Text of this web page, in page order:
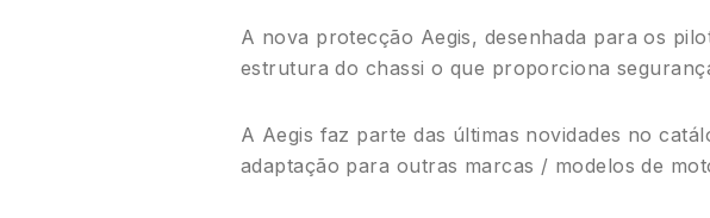
A nova protecção Aegis, desenhada para os
estrutura do chassi o que proporciona
A Aegis faz parte das últimas novidades no
adaptação para outras marcas / modelos de